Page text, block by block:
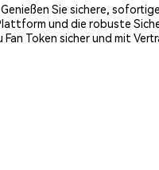
Sie sichere,
und die robuste
Token sicher und mit